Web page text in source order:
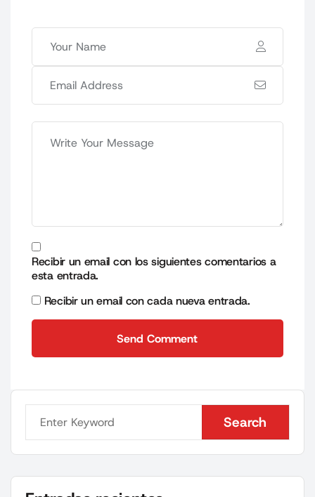
Recibir un email con los siguientes comentarios a
esta entrada.
Recibir un email con cada nueva entrada.
Send Comment
Search
Search